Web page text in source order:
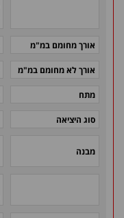
אורך מחומם במ"מ
אורך לא מחומם במ"מ
מתח
סוג היציאה
מבנה